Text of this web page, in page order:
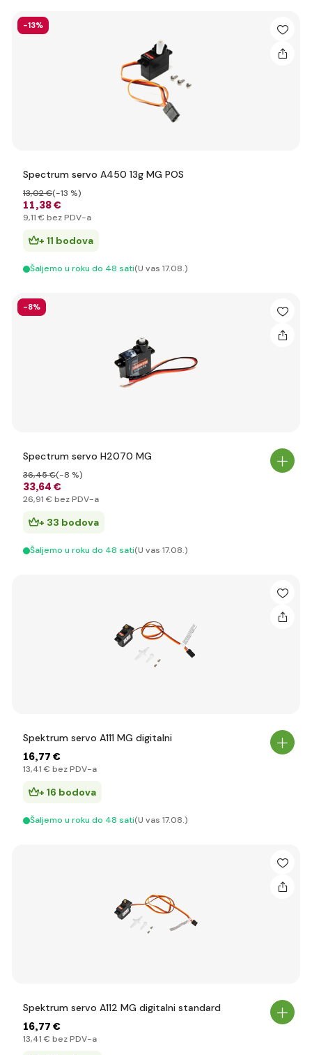
-13%
Spectrum servo A450 13g MG POS
11,38 €
13,02 €(-13 %)
9,11 € bez PDV-a
+ 11 bodova
Šaljemo u roku do 48 sati(U vas 17.08.)
-8%
Spectrum servo H2070 MG
33,64 €
36,45 €(-8 %)
26,91 € bez PDV-a
+ 33 bodova
Šaljemo u roku do 48 sati(U vas 17.08.)
Spektrum servo A111 MG digitalni
16,77 €
13,41 € bez PDV-a
+ 16 bodova
Šaljemo u roku do 48 sati(U vas 17.08.)
Spektrum servo A112 MG digitalni standard
16,77 €
13,41 € bez PDV-a